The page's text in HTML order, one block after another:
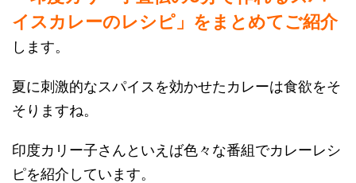
イスカレーのレシピ」をまとめてご紹介
します。
夏に刺激的なスパイスを効かせたカレーは食欲をそ
そりますね。
印度カリー子さんといえば色々な番組でカレーレシ
ピを紹介しています。